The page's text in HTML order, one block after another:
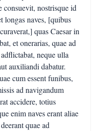
consuevit, nostrisque id
longas naves, [quibus
quas Caesar in
et onerarias, quae ad
neque ulla
auxiliandi dabatur.
cum essent funibus,
ad navigandum
accidere, totius
enim naves erant aliae
quae ad